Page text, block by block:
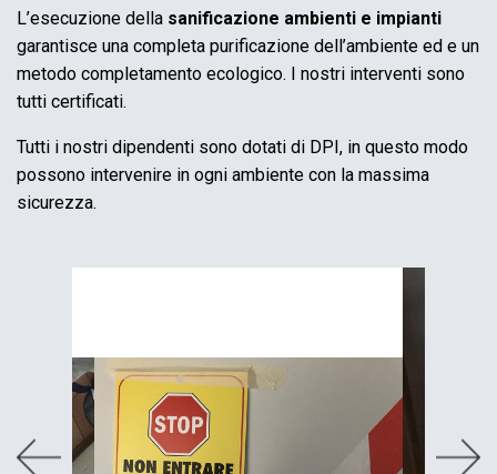
L’esecuzione della sanificazione ambienti e impianti
garantisce una completa purificazione dell’ambiente ed e un
metodo completamento ecologico. I nostri interventi sono
tutti certificati.
Tutti i nostri dipendenti sono dotati di DPI, in questo modo
possono intervenire in ogni ambiente con la massima
sicurezza.